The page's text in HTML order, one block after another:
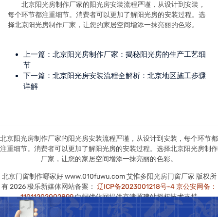
北京阳光房制作厂家的阳光房安装流程严谨，从设计到安装，
每个环节都注重细节。消费者可以更加了解阳光房的安装过程。选
择北京阳光房制作厂家，让您的家居空间增添一抹亮丽的色彩。
上一篇： 北京阳光房制作厂家：揭秘阳光房的生产工艺细
节
下一篇： 北京阳光房安装流程全解析：北京地区施工步骤
详解
北京阳光房制作厂家的阳光房安装流程严谨，从设计到安装，每个环节都
注重细节。消费者可以更加了解阳光房的安装过程。选择北京阳光房制作
厂家，让您的家居空间增添一抹亮丽的色彩。
北京门窗制作哪家好 www.010fuwu.com 艾惟多阳光房门窗厂家 版权所
有 2026 极乐新媒体网站备案： 辽ICP备2023001218号-4 京公安网备：
11011202002899白帽优化网提供京津冀建站授权技术支持
本站图版文字视频这类版权声明：艾惟多无法鉴别所上传图片文字视频等